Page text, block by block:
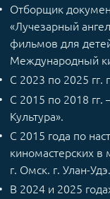
Отборщик
«Лучезарный
фильмов для
Международный
С 2023 по 2025
С 2015 по 2018 гг.
Культура».
С 2015 года по
киномастерских в
г. Омск. г. Улан-
В 2024 и 2025